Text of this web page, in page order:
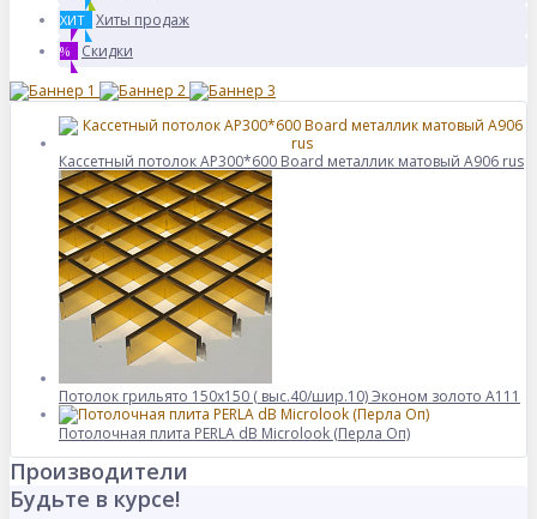
ХИТ Хиты продаж
% Скидки
Кассетный потолок AP300*600 Board металлик матовый А906 rus
Потолок грильято 150х150 ( выс.40/шир.10) Эконом золото А111
Потолочная плита PERLA dB Microlook (Перла Оп)
Производители
Будьте в курсе!